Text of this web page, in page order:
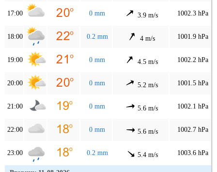
17:00 0 mm 3.9 m/s 1002.3 hPa
18:00 0.2 mm 4 m/s 1001.9 hPa
19:00 0 mm 4.5 m/s 1002.2 hPa
20:00 0 mm 5.2 m/s 1001.5 hPa
21:00 0 mm 5.6 m/s 1002.1 hPa
22:00 0 mm 5.6 m/s 1002.7 hPa
23:00 0.2 mm 5.4 m/s 1003.6 hPa